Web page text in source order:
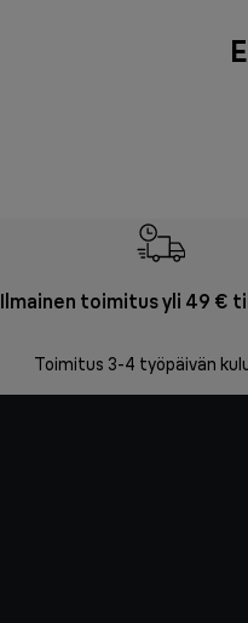
Ilmainen toimitus yli 49 €
Toimitus 3-4 työpäivän